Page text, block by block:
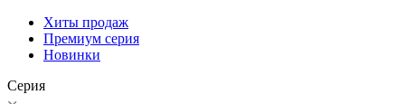
Хиты продаж
Премиум серия
Новинки
Серия